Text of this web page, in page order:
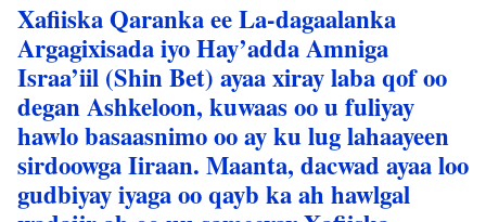
Xafiiska Qaranka ee La-dagaalanka
Argagixisada iyo Hay’adda Amniga
Israa’iil (Shin Bet) ayaa xiray laba qof oo
degan Ashkeloon, kuwaas oo u fuliyay
hawlo basaasnimo oo ay ku lug lahaayeen
sirdoowga Iiraan. Maanta, dacwad ayaa loo
gudbiyay iyaga oo qayb ka ah hawlgal